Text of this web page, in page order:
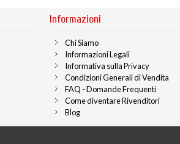
Informazioni
Chi Siamo
Informazioni Legali
Informativa sulla Privacy
Condizioni Generali di Vendita
FAQ - Domande Frequenti
Come diventare Rivenditori
Blog